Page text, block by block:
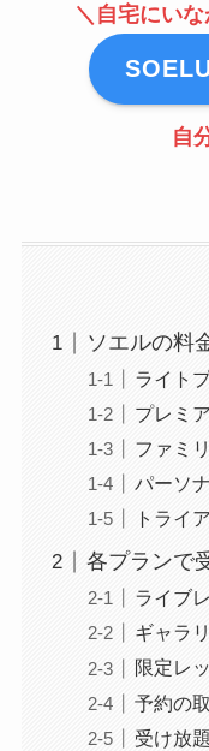
＼自宅にい
自
ソエルの料
ライト
プレミ
ファミ
パーソ
トライ
各プランで
ライブ
ギャラ
限定レ
予約の
受け放